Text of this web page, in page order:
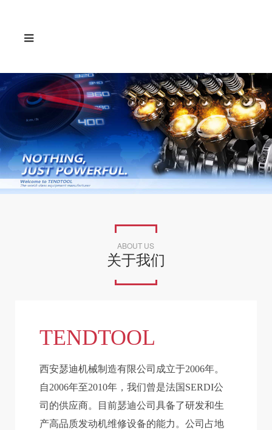
ABOUT US
关于我们
TENDTOOL
西安瑟迪机械制造有限公司成立于2006年。
自2006年至2010年，我们曾是法国SERDI公
司的供应商。目前瑟迪公司具备了研发和生
产高品质发动机维修设备的能力。公司占地